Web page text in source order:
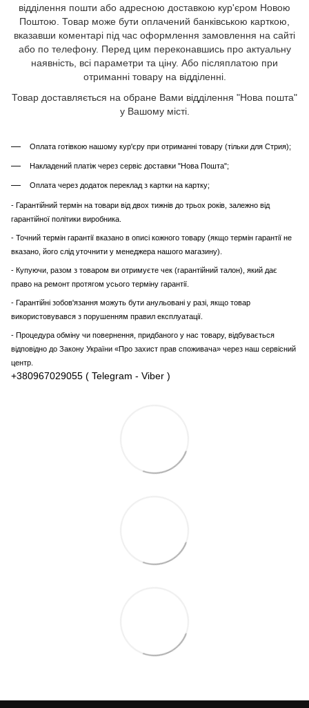
відділення пошти або адресною доставкою кур'єром Новою
Поштою. Товар може бути оплачений банківською карткою,
вказавши коментарі під час оформлення замовлення на сайті
або по телефону. Перед цим переконавшись про актуальну
наявність, всі параметри та ціну. Або післяплатою при
отриманні товару на відділенні.
Товар доставляється на обране Вами відділення "Нова пошта"
у Вашому місті.
Оплата готівкою нашому кур'єру при отриманні товару (тільки для Стрия);
Накладений платіж через сервіс доставки "Нова Пошта";
Оплата через додаток переклад з картки на картку;
- Гарантійний термін на товари від двох тижнів до трьох років, залежно від
гарантійної політики виробника.
- Точний термін гарантії вказано в описі кожного товару (якщо термін гарантії не
вказано, його слід уточнити у менеджера нашого магазину).
- Купуючи, разом з товаром ви отримуєте чек (гарантійний талон), який дає
право на ремонт протягом усього терміну гарантії.
- Гарантійні зобов'язання можуть бути анульовані у разі, якщо товар
використовувався з порушенням правил експлуатації.
- Процедура обміну чи повернення, придбаного у нас товару, відбувається
відповідно до Закону України «Про захист прав споживача» через наш сервісний
центр.
+380967029055 ( Telegram - Viber )